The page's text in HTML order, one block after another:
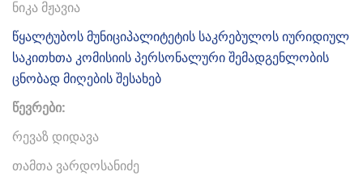
ნიკა მჟავია
წყალტუბოს მუნიციპალიტეტის საკრებულოს იურიდიულ
საკითხთა კომისიის პერსონალური შემადგენლობის
ცნობად მიღების შესახებ
წევრები:
რევაზ დიდავა
თამთა ვარდოსანიძე